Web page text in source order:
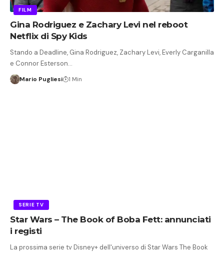
FILM
Gina Rodriguez e Zachary Levi nel reboot
Netflix di Spy Kids
Stando a Deadline, Gina Rodriguez, Zachary Levi, Everly Carganilla
e Connor Esterson…
Mario Pugliesi 1 Min
SERIE TV
Star Wars – The Book of Boba Fett: annunciati
i registi
La prossima serie tv Disney+ dell'universo di Star Wars The Book